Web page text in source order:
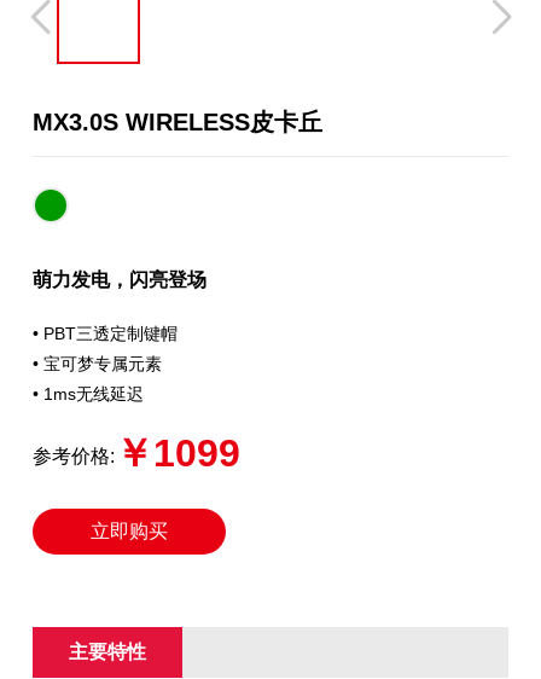
MX3.0S WIRELESS皮卡丘
萌力发电，闪亮登场
• PBT三透定制键帽
• 宝可梦专属元素
• 1ms无线延迟
参考价格: ￥1099
立即购买
主要特性